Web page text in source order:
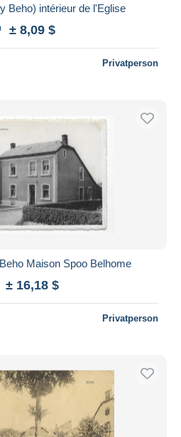
Beho) intérieur de l'Eglise
± 8,09 $
Privatperson
Maison Spoo Belhome
± 16,18 $
Privatperson